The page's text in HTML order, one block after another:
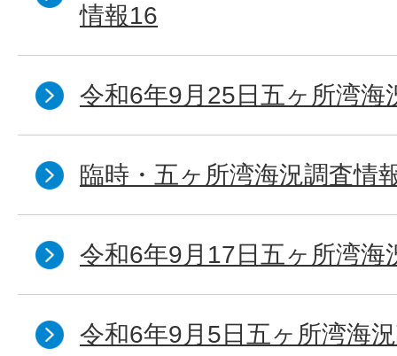
情報16
令和6年9月25日五ヶ所湾海
臨時・五ヶ所湾海況調査情
令和6年9月17日五ヶ所湾海
令和6年9月5日五ヶ所湾海